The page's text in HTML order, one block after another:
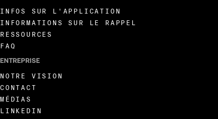
INFOS SUR L'APPLICATION
INFORMATIONS SUR LE RAPPEL
RESSOURCES
FAQ
ENTREPRISE
NOTRE VISION
CONTACT
MÉDIAS
LINKEDIN